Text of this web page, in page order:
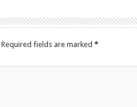
Required fields are marked *